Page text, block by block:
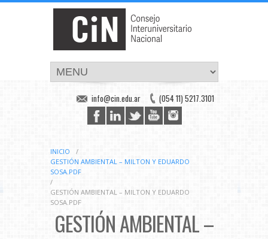
(054 11) 5217.3101
info@cin.edu.ar
INICIO
/
GESTIÓN AMBIENTAL – MILTON Y EDUARDO
SOSA.PDF
/
GESTIÓN AMBIENTAL – MILTON Y EDUARDO
SOSA.PDF
GESTIÓN AMBIENTAL –